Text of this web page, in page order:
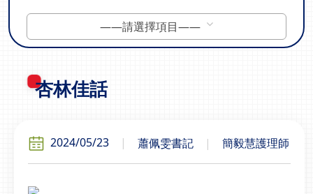
——請選擇項目——
杏林佳話
2024/05/23 蕭佩雯書記 簡毅慧護理師